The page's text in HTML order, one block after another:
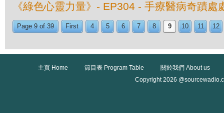
《綠色心靈力量》- EP304 - 手療醫病奇蹟
Page 9 of 39 First 4 5 6 7 8 9 10 11 12
主頁 Home 節目表 Program Table
關於我們 About us
Copyright 2026